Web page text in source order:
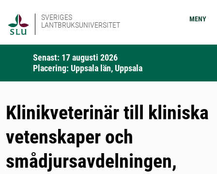
SVERIGES
LANTBRUKSUNIVERSITET
MENY
Senast: 17 augusti 2026
Placering: Uppsala län, Uppsala
Klinikveterinär till kliniska
vetenskaper och
smådjursavdelningen,